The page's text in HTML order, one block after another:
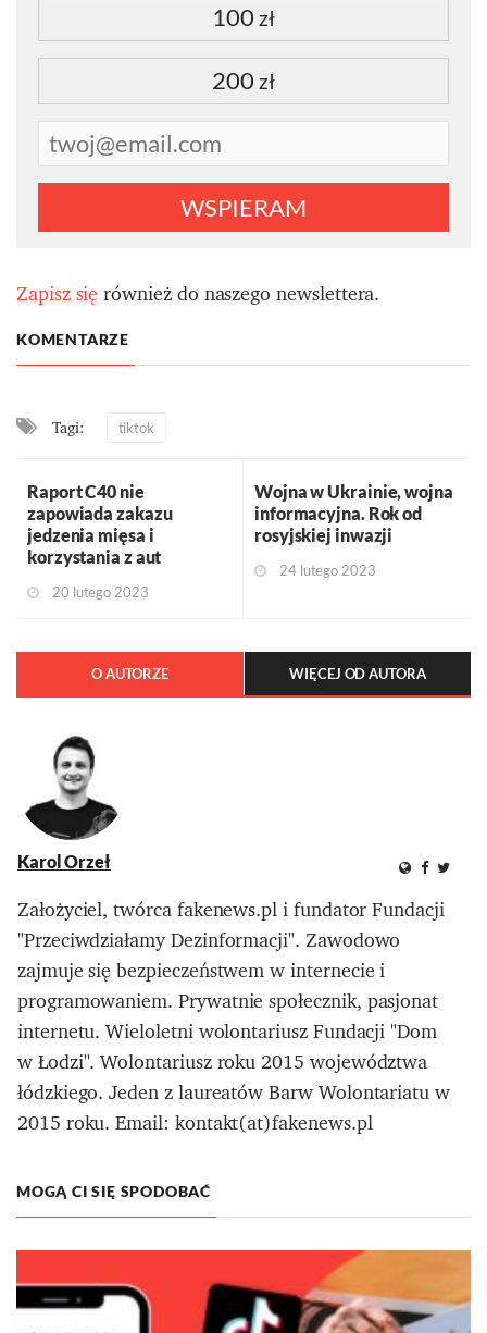
100 zł
200 zł
WSPIERAM
Zapisz sięrównież do naszego newslettera.
KOMENTARZE
Tagi: tiktok
Raport C40 nie
zapowiada zakazu
jedzenia mięsa i
korzystania z aut
20 lutego 2023
Wojna w Ukrainie, wojna
informacyjna. Rok od
rosyjskiej inwazji
24 lutego 2023
O AUTORZE WIĘCEJ OD AUTORA
Karol Orzeł
Założyciel, twórca fakenews.pl i fundator Fundacji
"Przeciwdziałamy Dezinformacji". Zawodowo
zajmuje się bezpieczeństwem w internecie i
programowaniem. Prywatnie społecznik, pasjonat
internetu. Wieloletni wolontariusz Fundacji "Dom
w Łodzi". Wolontariusz roku 2015 województwa
łódzkiego. Jeden z laureatów Barw Wolontariatu w
2015 roku. Email: kontakt(at)fakenews.pl
MOGĄ CI SIĘ SPODOBAĆ